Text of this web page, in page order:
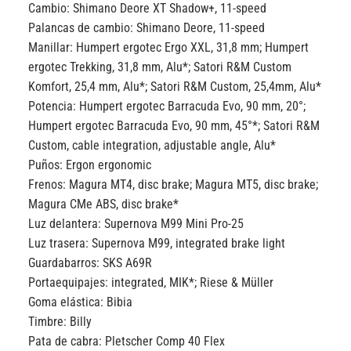
Cambio:Shimano Deore XT Shadow+, 11-speed
Palancas de cambio:Shimano Deore, 11-speed
Manillar: Humpert ergotec Ergo XXL, 31,8 mm; Humpert
ergotec Trekking, 31,8 mm, Alu*; Satori R&M Custom
Komfort, 25,4 mm, Alu*; Satori R&M Custom, 25,4mm, Alu*
Potencia: Humpert ergotec Barracuda Evo, 90 mm, 20°;
Humpert ergotec Barracuda Evo, 90 mm, 45°*; Satori R&M
Custom, cable integration, adjustable angle, Alu*
Puños: Ergon ergonomic
Frenos: Magura MT4, disc brake; Magura MT5, disc brake;
Magura CMe ABS, disc brake*
Luz delantera:Supernova M99 Mini Pro-25
Luz trasera:Supernova M99, integrated brake light
Guardabarros:SKS A69R
Portaequipajes: integrated, MIK*; Riese & Müller
Goma elástica: Bibia
Timbre: Billy
Pata de cabra: Pletscher Comp 40 Flex